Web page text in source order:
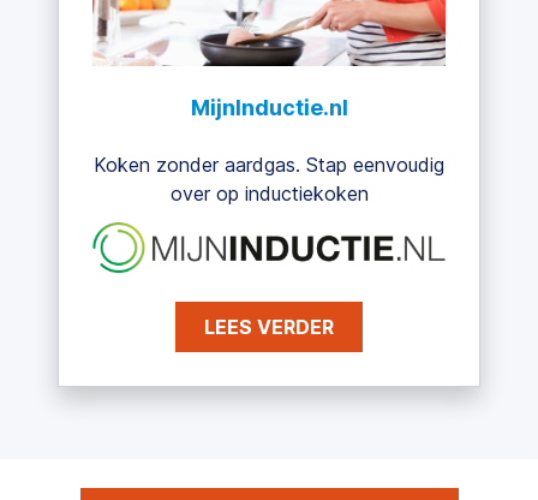
MijnInductie.nl
Koken zonder aardgas. Stap eenvoudig
over op inductiekoken
LEES VERDER